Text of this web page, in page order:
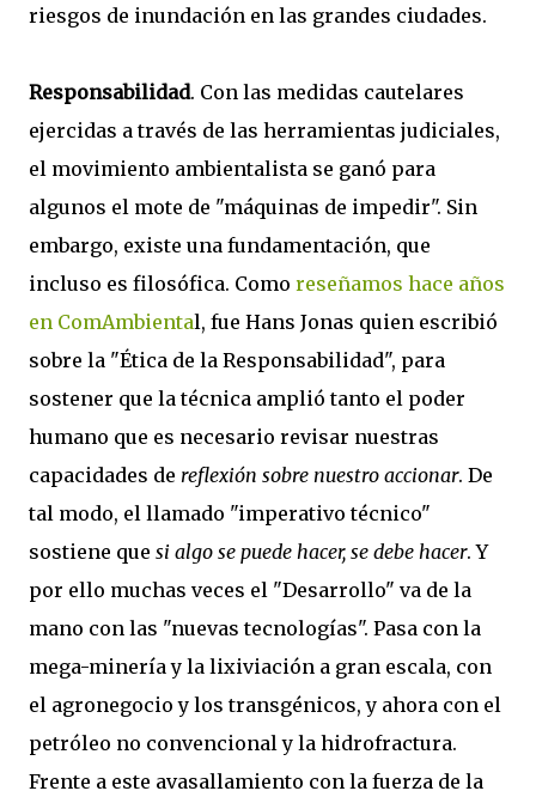
riesgos de inundación en las grandes ciudades.
Responsabilidad. Con las medidas cautelares
ejercidas a través de las herramientas judiciales,
el movimiento ambientalista se ganó para
algunos el mote de "máquinas de impedir". Sin
embargo, existe una fundamentación, que
incluso es filosófica. Como reseñamos hace años
en ComAmbiental, fue Hans Jonas quien escribió
sobre la "Ética de la Responsabilidad", para
sostener que la técnica amplió tanto el poder
humano que es necesario revisar nuestras
capacidades de reflexión sobre nuestro accionar. De
tal modo, el llamado "imperativo técnico"
sostiene que si algo se puede hacer, se debe hacer. Y
por ello muchas veces el "Desarrollo" va de la
mano con las "nuevas tecnologías". Pasa con la
mega-minería y la lixiviación a gran escala, con
el agronegocio y los transgénicos, y ahora con el
petróleo no convencional y la hidrofractura.
Frente a este avasallamiento con la fuerza de la